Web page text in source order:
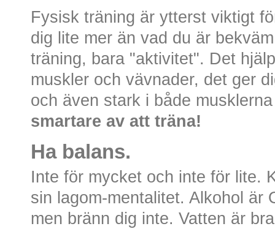
Fysisk träning är ytterst viktigt
dig lite mer än vad du är
träning, bara "aktivitet". Det
muskler och vävnader, det ger
och även stark i både
smartare av att träna!
Ha balans.
Inte för mycket och inte för lite.
sin lagom-mentalitet. Alkohol är
men bränn dig inte. Vatten är